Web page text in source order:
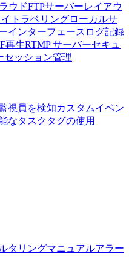
ウドFTPサーバーレイアウ
トラベリングローカルサ
インターフェース ログ記録
再生RTMP サーバーセキュ
セッション管理
視員を検知カスタムイベン
なタスク タグの使用
タリングマニュアルアラー